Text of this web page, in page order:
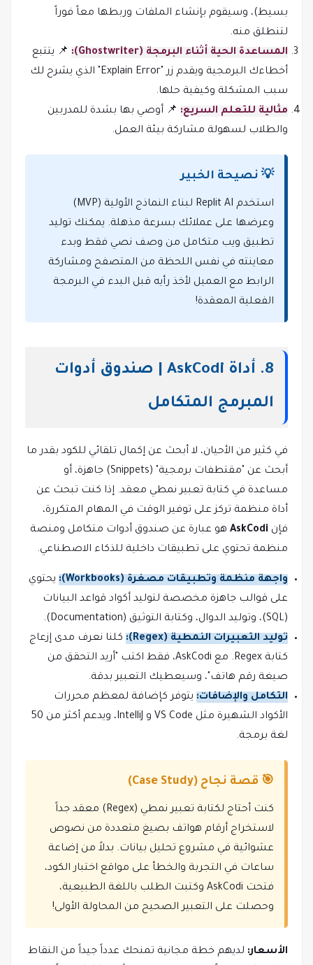
بسيط)، وسيقوم بإنشاء الملفات وربطها معاً فوراً
لتنطلق منه.
المساعدة الحية أثناء البرمجة (Ghostwriter):
📌 يتتبع
أخطاءك البرمجية ويقدم زر "Explain Error" الذي يشرح لك
سبب المشكلة وكيفية حلها.
مثالية للتعلم السريع: 📌 أوصي بها بشدة للمدربين
والطلاب لسهولة مشاركة بيئة العمل.
💡 نصيحة الخبير
استخدم Replit AI لبناء النماذج الأولية (MVP)
وعرضها على عملائك بسرعة مذهلة. يمكنك توليد
تطبيق ويب متكامل من وصف نصي فقط وبدء
معاينته في نفس اللحظة من المتصفح ومشاركة
الرابط مع العميل لأخذ رأيه قبل البدء في البرمجة
الفعلية المعقدة!
8. أداة AskCodi | صندوق أدوات
المبرمج المتكامل
في كثير من الأحيان، لا أبحث عن إكمال تلقائي للكود بقدر ما
أبحث عن "مقتطفات برمجية" (Snippets) جاهزة، أو
مساعدة في كتابة تعبير نمطي معقد. إذا كنت تبحث عن
أداة منظمة تركز على توفير الوقت في المهام المتكررة،
فإن AskCodi هو عبارة عن صندوق أدوات متكامل ومنصة
منظمة تحتوي على تطبيقات داخلية للذكاء الاصطناعي.
واجهة منظمة وتطبيقات مصغرة (Workbooks):
يحتوي
على قوالب جاهزة مخصصة لتوليد أكواد قواعد البيانات
(SQL)، وتوليد الدوال، وكتابة التوثيق (Documentation).
توليد التعبيرات النمطية (Regex):
كلنا نعرف مدى إزعاج
كتابة Regex. مع AskCodi، فقط اكتب "أريد التحقق من
صيغة رقم هاتف"، وسيعطيك التعبير بدقة.
التكامل والإضافات: يتوفر كإضافة لمعظم محررات
الأكواد الشهيرة مثل VS Code و IntelliJ، ويدعم أكثر من 50
لغة برمجة.
🎯 قصة نجاح (Case Study)
كنت أحتاج لكتابة تعبير نمطي (Regex) معقد جداً
لاستخراج أرقام هواتف بصيغ متعددة من نصوص
عشوائية في مشروع تحليل بيانات. بدلاً من إضاعة
ساعات في التجربة والخطأ على مواقع اختبار الكود،
فتحت AskCodi وكتبت الطلب باللغة الطبيعية،
وحصلت على التعبير الصحيح من المحاولة الأولى!
الأسعار: لديهم خطة مجانية تمنحك عدداً جيداً من النقاط